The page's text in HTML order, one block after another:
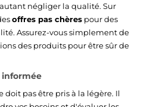
négliger la qualité. Sur
offres pas chères pour des
Assurez-vous simplement de
des produits pour être sûr de
informée
doit pas être pris à la légère. Il